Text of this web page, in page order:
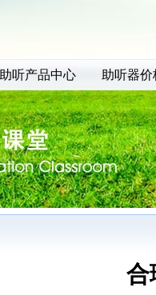
助听产品中心 助听器价
合